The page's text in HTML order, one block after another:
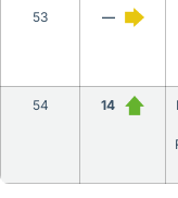
53 —
54 14